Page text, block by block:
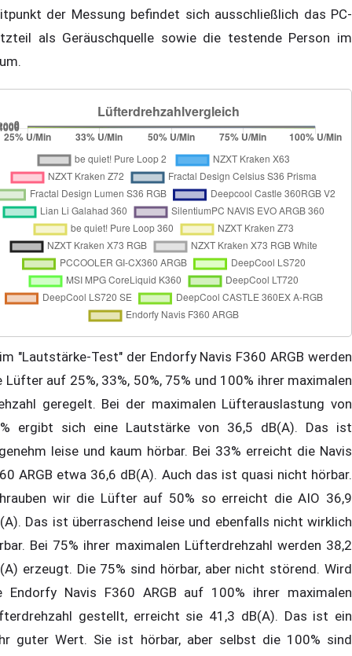
der Messung befindet sich ausschließlich das PC-
als Geräuschquelle sowie die testende Person im
"Lautstärke-Test" der Endorfy Navis F360 ARGB werden
Lüfter auf 25%, 33%, 50%, 75% und 100% ihrer maximalen
geregelt. Bei der maximalen Lüfterauslastung von
ergibt sich eine Lautstärke von 36,5 dB(A). Das ist
leise und kaum hörbar. Bei 33% erreicht die Navis
ARGB etwa 36,6 dB(A). Auch das ist quasi nicht hörbar.
wir die Lüfter auf 50% so erreicht die AIO 36,9
Das ist überraschend leise und ebenfalls nicht wirklich
Bei 75% ihrer maximalen Lüfterdrehzahl werden 38,2
erzeugt. Die 75% sind hörbar, aber nicht störend. Wird
Endorfy Navis F360 ARGB auf 100% ihrer maximalen
gestellt, erreicht sie 41,3 dB(A). Das ist ein
guter Wert. Sie ist hörbar, aber selbst die 100% sind